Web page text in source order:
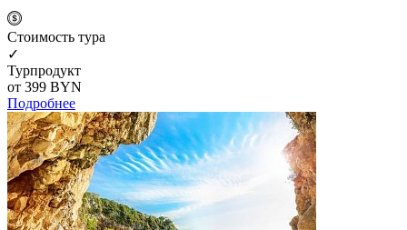
Cтоимость тура
✓
Турпродукт
от 399 BYN
Подробнее